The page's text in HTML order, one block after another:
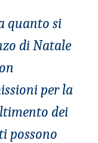
quanto si
di Natale
per la
dei
possono